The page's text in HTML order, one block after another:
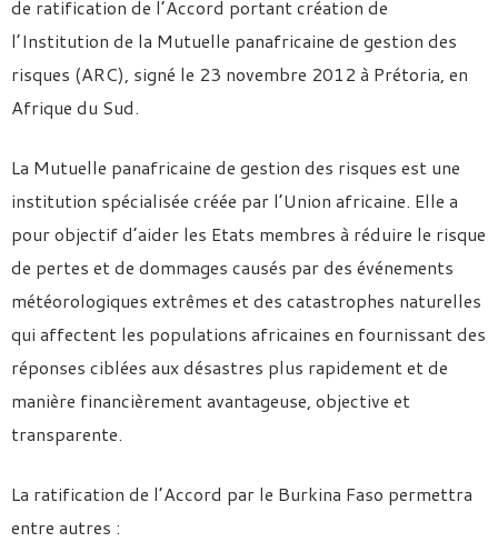
de ratification de l’Accord portant création de
l’Institution de la Mutuelle panafricaine de gestion des
risques (ARC), signé le 23 novembre 2012 à Prétoria, en
Afrique du Sud.
La Mutuelle panafricaine de gestion des risques est une
institution spécialisée créée par l’Union africaine. Elle a
pour objectif d’aider les Etats membres à réduire le risque
de pertes et de dommages causés par des événements
météorologiques extrêmes et des catastrophes naturelles
qui affectent les populations africaines en fournissant des
réponses ciblées aux désastres plus rapidement et de
manière financièrement avantageuse, objective et
transparente.
La ratification de l’Accord par le Burkina Faso permettra
entre autres :